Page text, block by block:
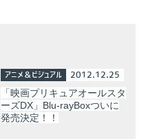
アニメ＆ビジュアル 2012.12.25
「映画プリキュアオールスタ
ーズDX」Blu-rayBoxついに
発売決定！！